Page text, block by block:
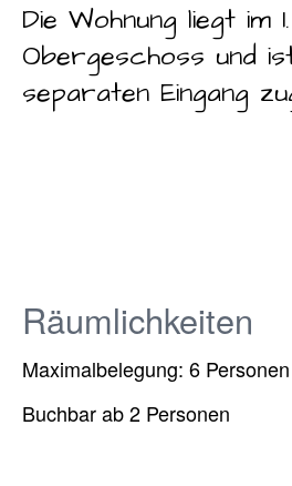
Die Wohnung liegt im 1.
Obergeschoss und
separaten Eingang
Räumlichkeiten
Maximalbelegung: 6 Personen
Buchbar ab 2 Personen